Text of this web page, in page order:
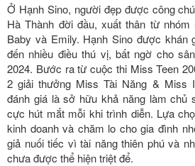
Ở Hạnh Sino, người đẹp được công
Hà Thành đời đầu, xuất thân từ
Baby và Emily. Hạnh Sino được khán
đến nhiều điều thú vị, bất ngờ cho
2024. Bước ra từ cuộc thi Miss Teen
2 giải thưởng Miss Tài Năng & Miss
đánh giá là sở hữu khả năng làm chủ
cực hút mắt mỗi khi trình diễn. Lựa
kinh doanh và chăm lo cho gia đình
giả nuối tiếc vì tài năng thiên phú và
chưa được thể hiện triệt để.